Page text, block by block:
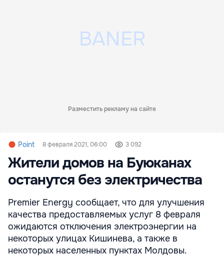
Разместить рекламу на сайте
Point 8 февраля 2021, 06:00 3 092
Жители домов на Буюканах
останутся без электричества
Premier Energy сообщает, что для улучшения
качества предоставляемых услуг 8 февраля
ожидаются отключения электроэнергии на
некоторых улицах Кишинева, а также в
некоторых населенных пунктах Молдовы.